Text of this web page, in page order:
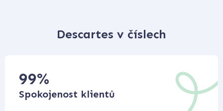
Descartes v číslech
99%
Spokojenost klientů